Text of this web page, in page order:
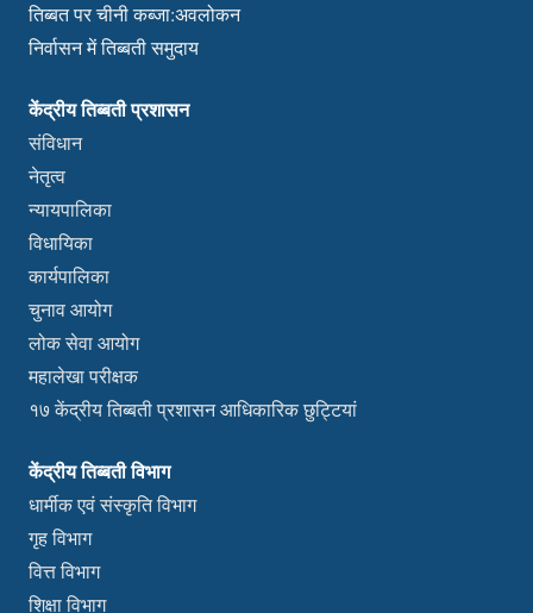
तिब्बत पर चीनी कब्जा:अवलोकन
निर्वासन में तिब्बती समुदाय
केंद्रीय तिब्बती प्रशासन
संविधान
नेतृत्व
न्यायपालिका
विधायिका
कार्यपालिका
चुनाव आयोग
लोक सेवा आयोग
महालेखा परीक्षक
१७ केंद्रीय तिब्बती प्रशासन आधिकारिक छुट्टियां
केंद्रीय तिब्बती विभाग
धार्मीक एवं संस्कृति विभाग
गृह विभाग
वित्त विभाग
शिक्षा विभाग